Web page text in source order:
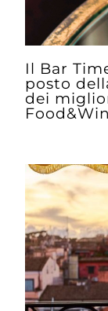
Il Bar
posto
dei